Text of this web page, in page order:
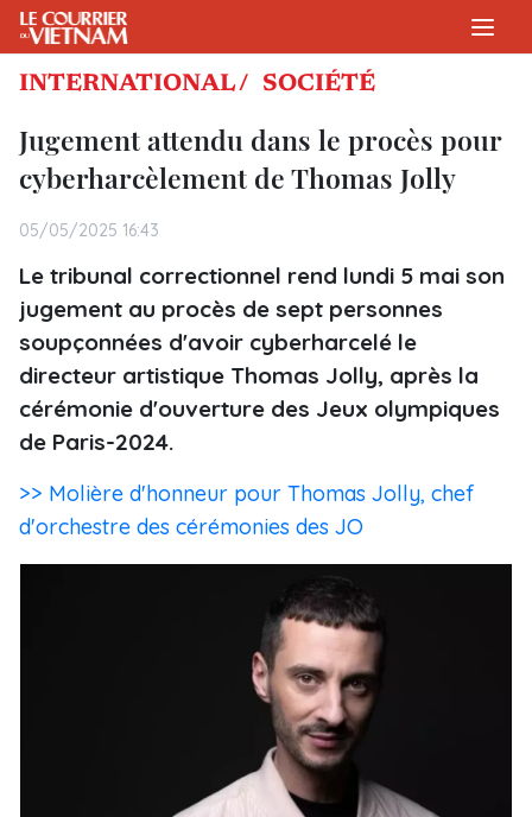
INTERNATIONAL / SOCIÉTÉ
Jugement attendu dans le procès pour
cyberharcèlement de Thomas Jolly
05/05/2025 16:43
Le tribunal correctionnel rend lundi 5 mai son
jugement au procès de sept personnes
soupçonnées d'avoir cyberharcelé le
directeur artistique Thomas Jolly, après la
cérémonie d'ouverture des Jeux olympiques
de Paris-2024.
>> Molière d'honneur pour Thomas Jolly, chef
d'orchestre des cérémonies des JO